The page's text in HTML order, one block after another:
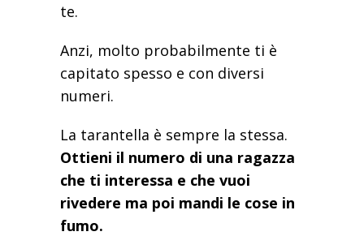
te.
Anzi, molto probabilmente ti è
capitato spesso e con diversi
numeri.
La tarantella è sempre la stessa.
Ottieni il numero di una ragazza
che ti interessa e che vuoi
rivedere ma poi mandi le cose in
fumo.